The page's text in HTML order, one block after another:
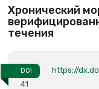
Хронический
течения
DOI
https://
41